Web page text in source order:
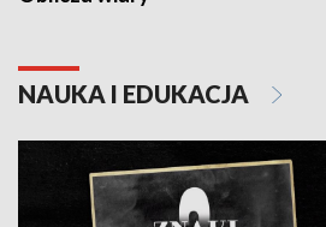
NAUKA I EDUKACJA